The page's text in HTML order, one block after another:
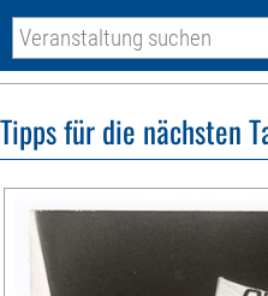
Tipps für die nächsten